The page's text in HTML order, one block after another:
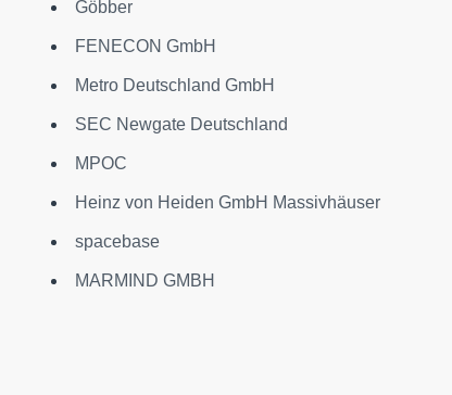
Göbber
FENECON GmbH
Metro Deutschland GmbH
SEC Newgate Deutschland
MPOC
Heinz von Heiden GmbH Massivhäuser
spacebase
MARMIND GMBH